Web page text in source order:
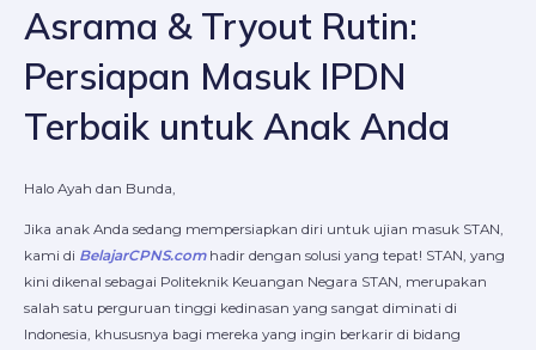
Asrama & Tryout Rutin:
Persiapan Masuk IPDN
Terbaik untuk Anak Anda
Halo Ayah dan Bunda,
Jika anak Anda sedang mempersiapkan diri untuk ujian masuk STAN,
kami di BelajarCPNS.comhadir dengan solusi yang tepat! STAN, yang
kini dikenal sebagai Politeknik Keuangan Negara STAN, merupakan
salah satu perguruan tinggi kedinasan yang sangat diminati di
Indonesia, khususnya bagi mereka yang ingin berkarir di bidang